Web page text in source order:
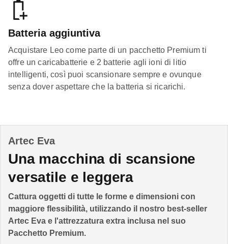
Batteria aggiuntiva
Acquistare Leo come parte di un pacchetto Premium ti
offre un caricabatterie e 2 batterie agli ioni di litio
intelligenti, così puoi scansionare sempre e ovunque
senza dover aspettare che la batteria si ricarichi.
Artec Eva
Una macchina di scansione
versatile e leggera
Cattura oggetti di tutte le forme e dimensioni con
maggiore flessibilità, utilizzando il nostro best-seller
Artec Eva e l'attrezzatura extra inclusa nel suo
Pacchetto Premium.